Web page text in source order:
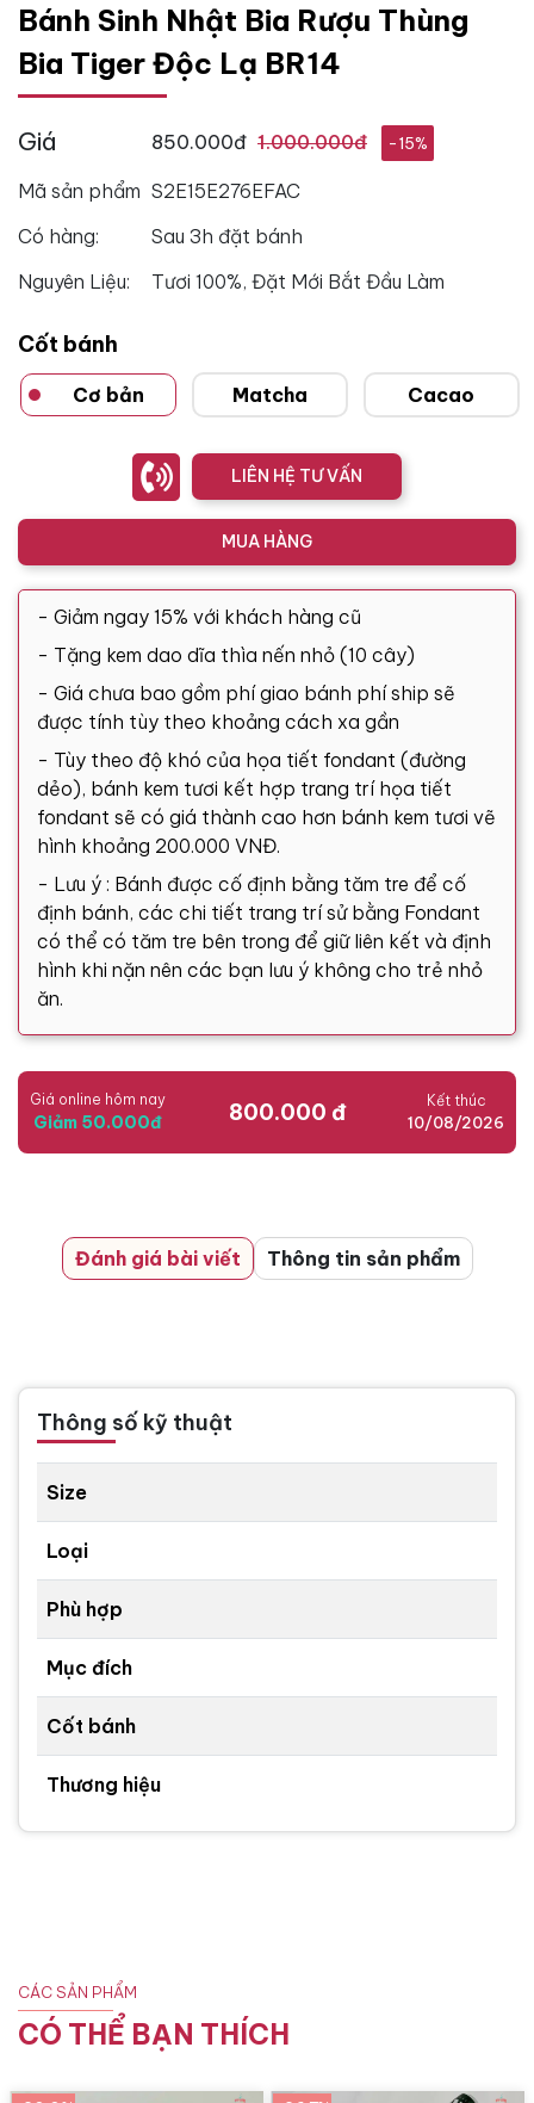
Bánh Sinh Nhật Bia Rượu Thùng
Bia Tiger Độc Lạ BR14
Giá 850.000đ 1.000.000đ -15%
Mã sản phẩm S2E15E276EFAC
Có hàng:
Sau 3h đặt bánh
Nguyên Liệu:
Tươi 100%, Đặt Mới Bắt Đầu Làm
Cốt bánh
Cơ bản Matcha Cacao
LIÊN HỆ TƯ VẤN
MUA HÀNG
- Giảm ngay 15% với khách hàng cũ
- Tặng kem dao dĩa thìa nến nhỏ (10 cây)
- Giá chưa bao gồm phí giao bánh phí ship sẽ
được tính tùy theo khoảng cách xa gần
- Tùy theo độ khó của họa tiết fondant (đường
dẻo), bánh kem tươi kết hợp trang trí họa tiết
fondant sẽ có giá thành cao hơn bánh kem tươi vẽ
hình khoảng 200.000 VNĐ.
- Lưu ý : Bánh được cố định bằng tăm tre để cố
định bánh, các chi tiết trang trí sử bằng Fondant
có thể có tăm tre bên trong để giữ liên kết và định
hình khi nặn nên các bạn lưu ý không cho trẻ nhỏ
ăn.
Giá online hôm nay
Giảm 50.000đ 800.000 đ Kết thúc
10/08/2026
Đánh giá bài viết Thông tin sản phẩm
Thông số kỹ thuật
Size
Loại
Phù hợp
Mục đích
Cốt bánh
Thương hiệu
CÁC SẢN PHẨM
CÓ THỂ BẠN THÍCH